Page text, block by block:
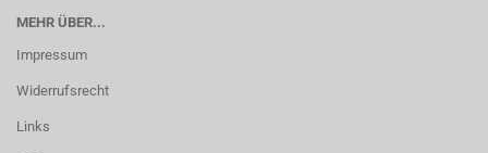
MEHR ÜBER...
Impressum
Widerrufsrecht
Links